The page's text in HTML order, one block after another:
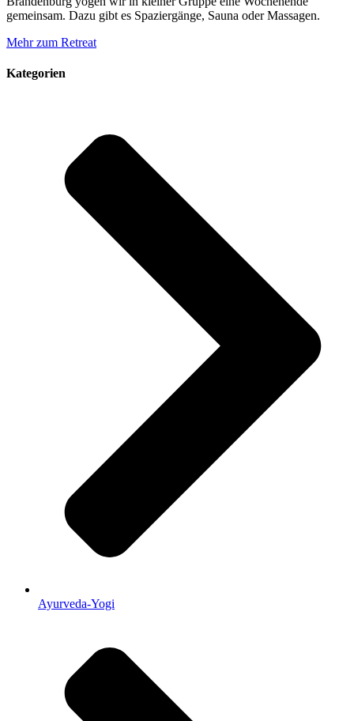
gemeinsam. Dazu gibt es Spaziergänge, Sauna oder Massagen.
Mehr zum Retreat
Kategorien
Ayurveda-Yogi